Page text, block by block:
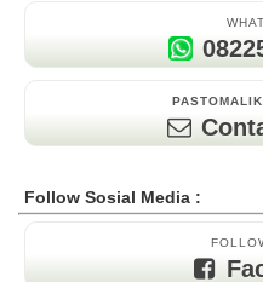
Follow Sosial Media :